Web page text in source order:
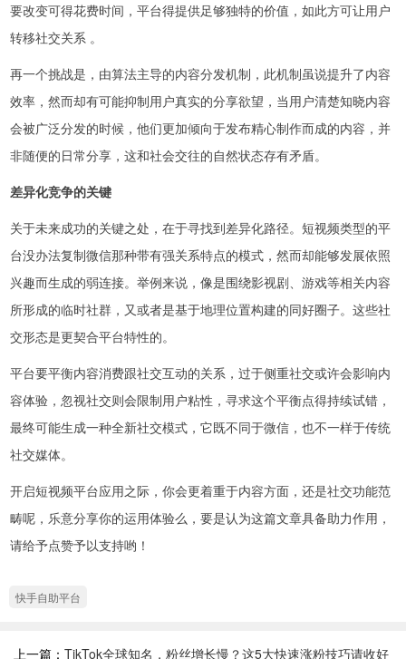
要改变可得花费时间，平台得提供足够独特的价值，如此方可让用户
转移社交关系 。
再一个挑战是，由算法主导的内容分发机制，此机制虽说提升了内容
效率，然而却有可能抑制用户真实的分享欲望，当用户清楚知晓内容
会被广泛分发的时候，他们更加倾向于发布精心制作而成的内容，并
非随便的日常分享，这和社会交往的自然状态存有矛盾。
差异化竞争的关键
关于未来成功的关键之处，在于寻找到差异化路径。短视频类型的平
台没办法复制微信那种带有强关系特点的模式，然而却能够发展依照
兴趣而生成的弱连接。举例来说，像是围绕影视剧、游戏等相关内容
所形成的临时社群，又或者是基于地理位置构建的同好圈子。这些社
交形态是更契合平台特性的。
平台要平衡内容消费跟社交互动的关系，过于侧重社交或许会影响内
容体验，忽视社交则会限制用户粘性，寻求这个平衡点得持续试错，
最终可能生成一种全新社交模式，它既不同于微信，也不一样于传统
社交媒体。
开启短视频平台应用之际，你会更着重于内容方面，还是社交功能范
畴呢，乐意分享你的运用体验么，要是认为这篇文章具备助力作用，
请给予点赞予以支持哟！
快手自助平台
上一篇： TikTok全球知名，粉丝增长慢？这5大快速涨粉技巧请收好